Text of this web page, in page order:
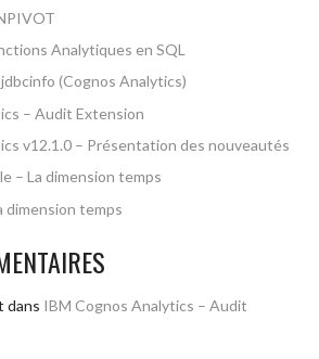
Analytiques en SQL
(Cognos Analytics)
– Audit Extension
v12.1.0 – Présentation des nouveautés
– La dimension temps
dimension temps
dans IBM Cognos Analytics – Audit